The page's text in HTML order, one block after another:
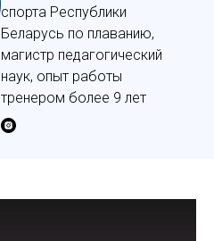
спорта Республики
Беларусь по плаванию,
магистр педагогический
наук, опыт работы
тренером более 9 лет